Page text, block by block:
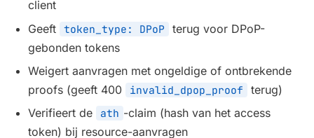
client
Geeft token_type: DPoP
terug voor DPoP-
gebonden tokens
Weigert aanvragen met ongeldige of ontbrekende
proofs (geeft 400
invalid_dpop_proof
terug)
Verifieert de
ath -claim (hash van het access
token) bij resource-aanvragen